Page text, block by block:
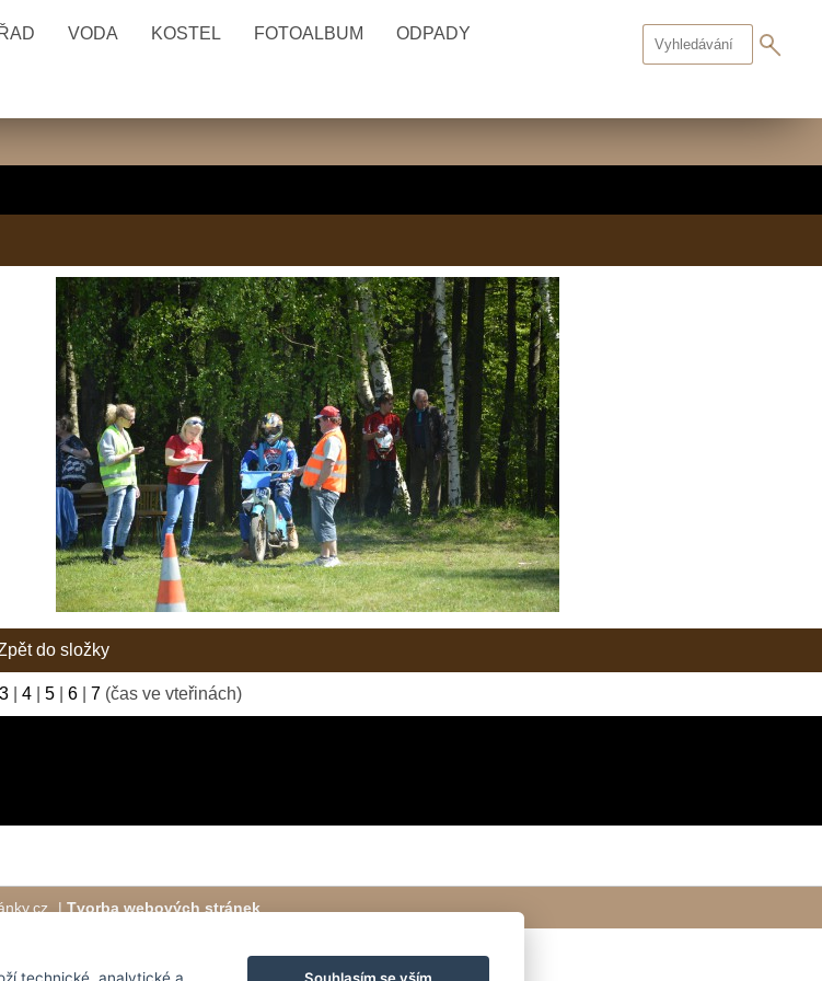
VODA KOSTEL FOTOALBUM ODPADY
do složky
3 |4 |5 |6 |7 (čas ve vteřinách)
| Tvorba webových stránek